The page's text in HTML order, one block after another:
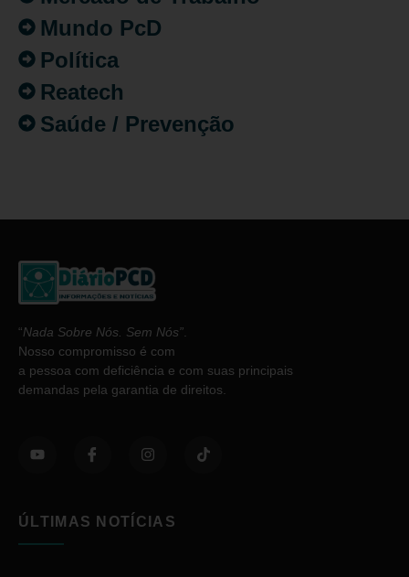
Mundo PcD
Política
Reatech
Saúde / Prevenção
“Nada Sobre Nós. Sem Nós”
Nosso compromisso é com
a pessoa com deficiência e com suas principais
demandas pela garantia de direitos.
ÚLTIMAS NOTÍCIAS